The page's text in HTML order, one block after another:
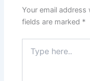
Your email
fields are marked *
here..